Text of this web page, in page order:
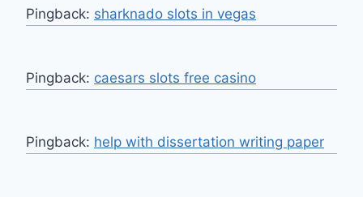
Pingback: sharknado slots in vegas
Pingback: caesars slots free casino
Pingback: help with dissertation writing paper